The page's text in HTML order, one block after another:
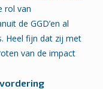
rol van
de GGD’en al
Heel fijn dat zij met
van de impact